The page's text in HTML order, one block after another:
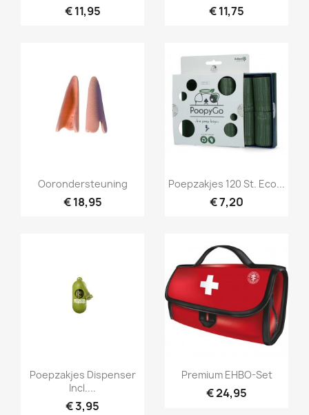
€ 11,95 € 11,75
Snel bekijken
Oorondersteuning
€ 18,95
Snel bekijken
Poepzakjes 120 St. Eco...
€ 7,20
Snel bekijken
Poepzakjes Dispenser
Incl....
€ 3,95
Snel bekijken
Premium EHBO-Set
€ 24,95